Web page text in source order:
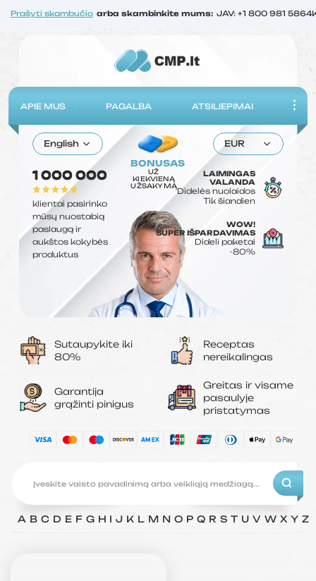
Prašyti skambučio arba skambinkite mums: JAV: +1 800 981 5864
APIE MUS PAGALBA ATSILIEPIMAI
BONUSAS
UŽ
KIEKVIENĄ
UŽSAKYMĄ
English EUR
1 000 000
klientai pasirinko
mūsų nuostabią
paslaugą ir
aukštos kokybės
produktus
LAIMINGAS
VALANDA
Didelės nuolaidos
Tik šiandien
WOW!
SUPER IŠPARDAVIMAS
Dideli paketai
-80%
Sutaupykite iki
80%
Receptas
nereikalingas
Garantija
grąžinti pinigus
Greitas ir visame
pasaulyje
pristatymas
A B C D E F G H I J K L M N O P Q R S T U V W X Y Z